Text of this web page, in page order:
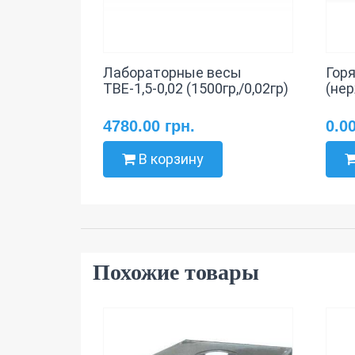
Лабораторные весы
ТВЕ-1,5-0,02 (1500гр,/0,02гр)
4780.00 грн.
В корзину
Похожие товары